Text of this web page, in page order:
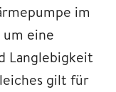
im
um eine
Langlebigkeit
gilt für